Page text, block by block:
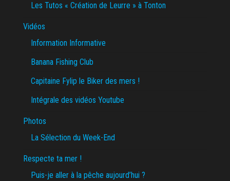
Les Tutos « Création de Leurre » à Tonton
Vidéos
Information Informative
Banana Fishing Club
Capitaine Fylip le Biker des mers !
Intégrale des vidéos Youtube
Photos
La Sélection du Week-End
Respecte ta mer !
Puis-je aller à la pêche aujourd’hui ?